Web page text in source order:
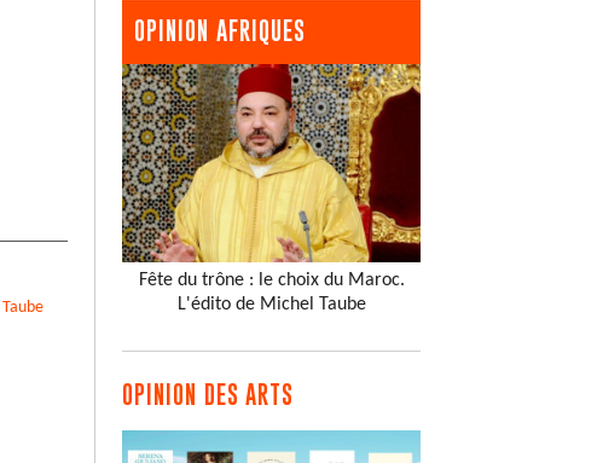
Taube
OPINION AFRIQUES
Fête du trône : le choix du Maroc.
L'édito de Michel Taube
OPINION DES ARTS